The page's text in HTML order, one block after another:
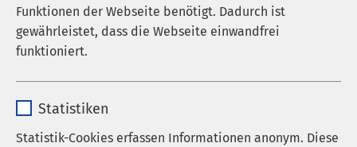
Funktionen der Webseite benötigt. Dadurch ist
gewährleistet, dass die Webseite einwandfrei
funktioniert.
Anbieter sgalinski
Statistiken
Statistik-Cookies erfassen Informationen anonym. Diese